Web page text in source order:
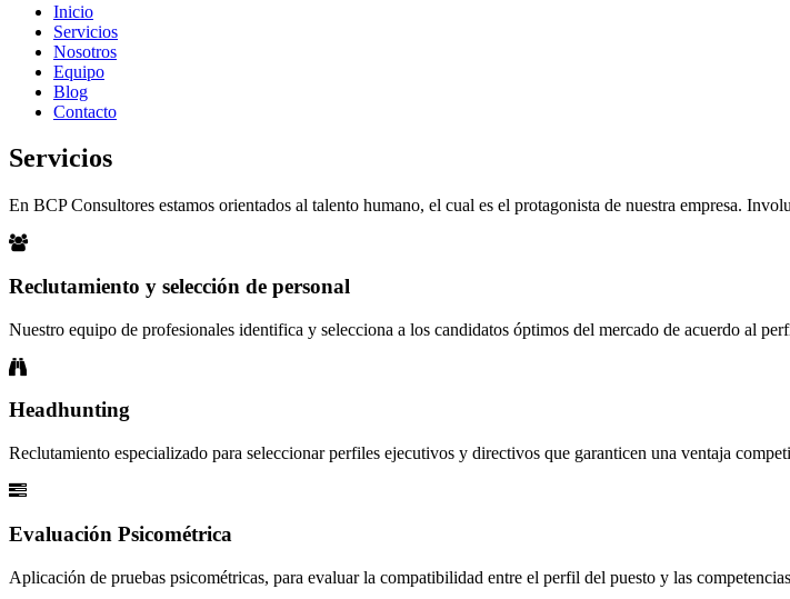
Inicio
Servicios
Nosotros
Equipo
Blog
Contacto
Servicios
En BCP Consultores estamos orientados al talento humano, el cual es el protagonista de nuestra empresa.
Reclutamiento y selección de personal
Nuestro equipo de profesionales identifica y selecciona a los candidatos óptimos del mercado de acuerdo al
Headhunting
Reclutamiento especializado para seleccionar perfiles ejecutivos y directivos que garanticen una ventaja
Evaluación Psicométrica
Aplicación de pruebas psicométricas, para evaluar la compatibilidad entre el perfil del puesto y las